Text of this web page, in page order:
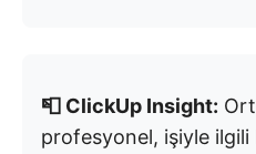
📮 ClickUp Insight:
profesyonel, işiyle